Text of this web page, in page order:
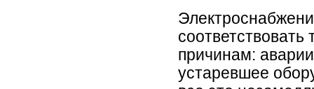
причинам:
устаревшее